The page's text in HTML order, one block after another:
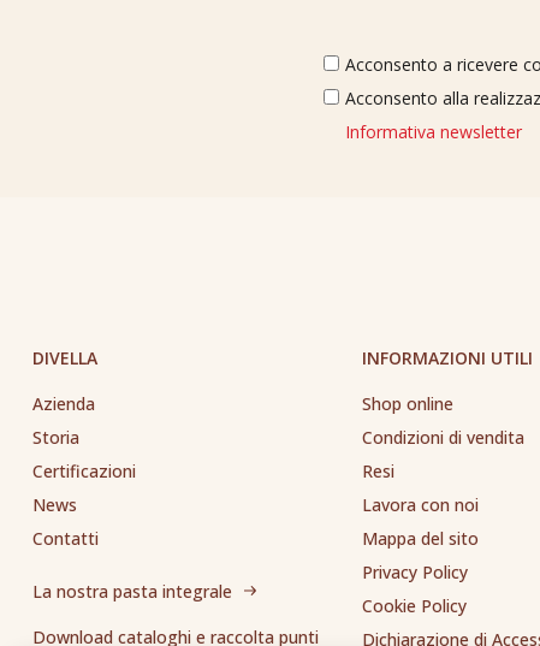
Acconsento a ricevere
Acconsento alla
Informativa newsletter
DIVELLA
Azienda
Storia
Certificazioni
News
Contatti
La nostra pasta integrale
Download cataloghi e raccolta punti
INFORMAZIONI UTILI
Shop online
Condizioni di vendita
Resi
Lavora con noi
Mappa del sito
Privacy Policy
Cookie Policy
Dichiarazione di